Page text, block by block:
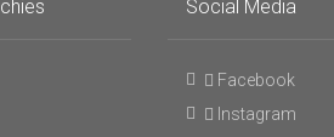
Social Media
Facebook
Instagram